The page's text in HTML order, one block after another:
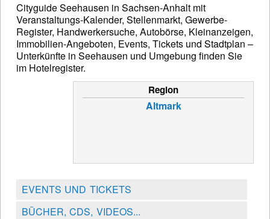
Cityguide Seehausen in Sachsen-Anhalt mit
Veranstaltungs-Kalender, Stellenmarkt, Gewerbe-
Register, Handwerkersuche, Autobörse, Kleinanzeigen,
Immobilien-Angeboten, Events, Tickets und Stadtplan –
Unterkünfte in Seehausen und Umgebung finden Sie
im Hotelregister.
Region
Altmark
EVENTS UND TICKETS
BÜCHER, CDS, VIDEOS...